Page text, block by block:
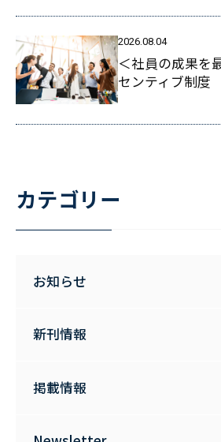
2026.08.04
＜社員の成果を
センティブ制度
カテゴリー
お知らせ
新刊情報
掲載情報